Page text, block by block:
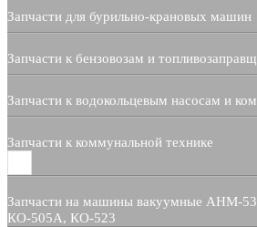
Запчасти для бурильно-крановых машин
Запчасти к бензовозам и
Запчасти к водокольцевым насосам и
Запчасти к коммунальной технике
Запчасти на машины вакуумные АНМ-
КО-505А, КО-523